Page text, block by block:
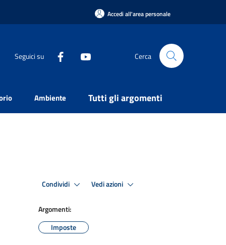
Accedi all'area personale
Seguici su Cerca
Ambiente Tutti gli argomenti
Condividi Vedi azioni
Argomenti:
Imposte